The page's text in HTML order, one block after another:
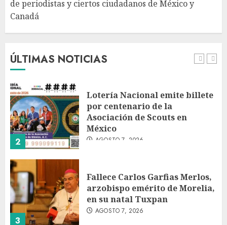
de periodistas y ciertos ciudadanos de México y
Canadá
ÚLTIMAS NOTICIAS
1
fondos estrella de Wall Street
2
Lotería Nacional emite billete
por centenario de la
Asociación de Scouts en
México
AGOSTO 7, 2026
3
Fallece Carlos Garfias Merlos,
arzobispo emérito de Morelia,
en su natal Tuxpan
AGOSTO 7, 2026